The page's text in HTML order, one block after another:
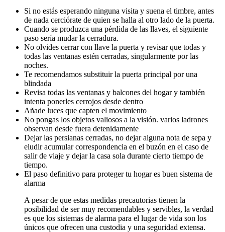
Si no estás esperando ninguna visita y suena el timbre, antes
de nada cerciórate de quien se halla al otro lado de la puerta.
Cuando se produzca una pérdida de las llaves, el siguiente
paso sería mudar la cerradura.
No olvides cerrar con llave la puerta y revisar que todas y
todas las ventanas estén cerradas, singularmente por las
noches.
Te recomendamos substituir la puerta principal por una
blindada
Revisa todas las ventanas y balcones del hogar y también
intenta ponerles cerrojos desde dentro
Añade luces que capten el movimiento
No pongas los objetos valiosos a la visión. varios ladrones
observan desde fuera detenidamente
Dejar las persianas cerradas, no dejar alguna nota de sepa y
eludir acumular correspondencia en el buzón en el caso de
salir de viaje y dejar la casa sola durante cierto tiempo de
tiempo.
El paso definitivo para proteger tu hogar es buen sistema de
alarma
A pesar de que estas medidas precautorias tienen la
posibilidad de ser muy recomendables y servibles, la verdad
es que los sistemas de alarma para el lugar de vida son los
únicos que ofrecen una custodia y una seguridad extensa.